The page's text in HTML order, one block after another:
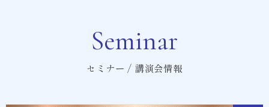
Seminar
セミナー / 講演会情報